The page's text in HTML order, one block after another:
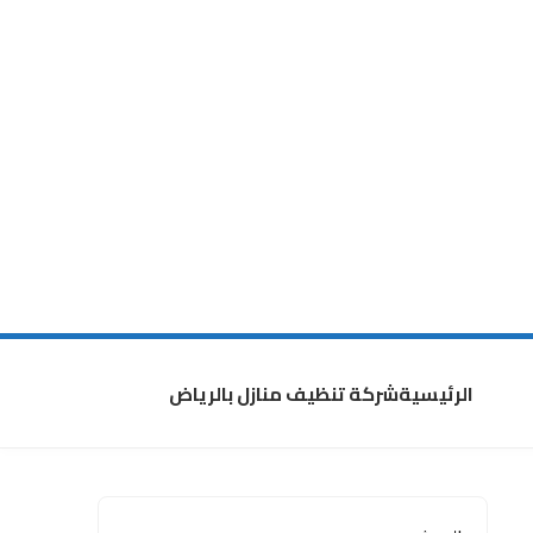
الرئيسيةشركة تنظيف منازل بالرياض